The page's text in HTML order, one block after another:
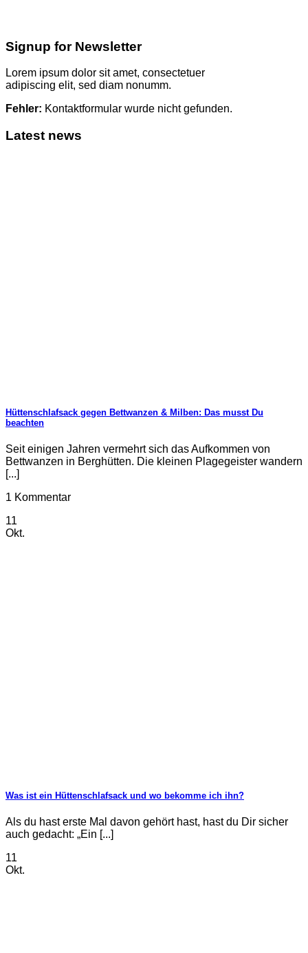
Signup for Newsletter
Lorem ipsum dolor sit amet, consectetuer
adipiscing elit, sed diam nonumm.
Fehler: Kontaktformular wurde nicht gefunden.
Latest news
Hüttenschlafsack gegen Bettwanzen & Milben: Das musst Du
beachten
Seit einigen Jahren vermehrt sich das Aufkommen von
Bettwanzen in Berghütten. Die kleinen Plagegeister wandern
[...]
1 Kommentar
11
Okt.
Was ist ein Hüttenschlafsack und wo bekomme ich ihn?
Als du hast erste Mal davon gehört hast, hast du Dir sicher
auch gedacht: „Ein [...]
11
Okt.